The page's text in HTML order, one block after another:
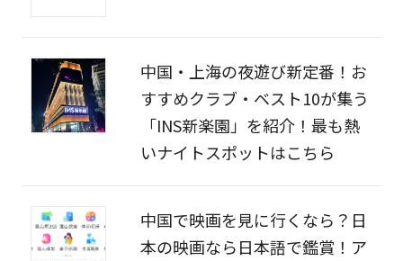
中国・上海の夜遊び新定番！お
すすめクラブ・ベスト10が集う
「INS新楽園」を紹介！最も熱
いナイトスポットはこちら
中国で映画を見に行くなら？日
本の映画なら日本語で鑑賞！ア